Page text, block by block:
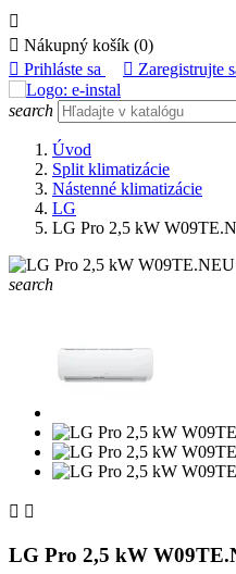

 Nákupný košík (0)
 Prihláste sa  Zaregistrujte
search
Úvod
Split klimatizácie
Nástenné klimatizácie
LG
LG Pro 2,5 kW
search
 
LG Pro 2,5 kW